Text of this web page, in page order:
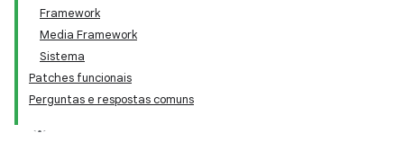
Framework
Media Framework
Sistema
Patches funcionais
Perguntas e respostas comuns